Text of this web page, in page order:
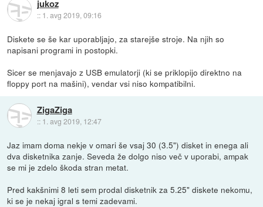
jukoz
:: 1. avg 2019, 09:16
Diskete se še kar uporabljajo, za starejše stroje. Na njih so
napisani programi in postopki.
Sicer se menjavajo z USB emulatorji (ki se priklopijo direktno na
floppy port na mašini), vendar vsi niso kompatibilni.
ZigaZiga
:: 1. avg 2019, 12:47
Jaz imam doma nekje v omari še vsaj 30 (3.5") disket in enega ali
dva disketnika zanje. Seveda že dolgo niso več v uporabi, ampak
se mi je zdelo škoda stran metat.
Pred kakšnimi 8 leti sem prodal disketnik za 5.25" diskete nekomu,
ki se je nekaj igral s temi zadevami.